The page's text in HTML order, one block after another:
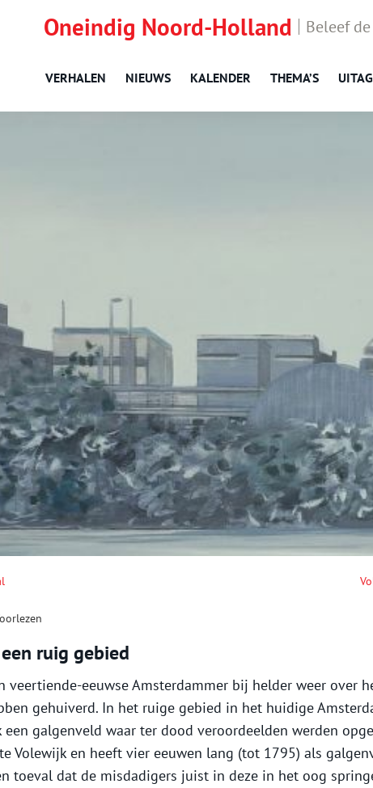
Oneindig Noord-Holland Beleef
VERHALEN NIEUWS KALENDER THEMA’S
ruig gebied
veertiende-eeuwse Amsterdammer bij helder weer over
gehuiverd. In het ruige gebied in het huidige
galgenveld waar ter dood veroordeelden werden
Volewijk en heeft vier eeuwen lang (tot 1795) als
toeval dat de misdadigers juist in deze in het oog